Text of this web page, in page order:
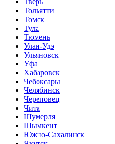
Тверь
Тольятти
Томск
Тула
Тюмень
Улан-Удэ
Ульяновск
Уфа
Хабаровск
Чебоксары
Челябинск
Череповец
Чита
Шумерля
Шымкент
Южно-Сахалинск